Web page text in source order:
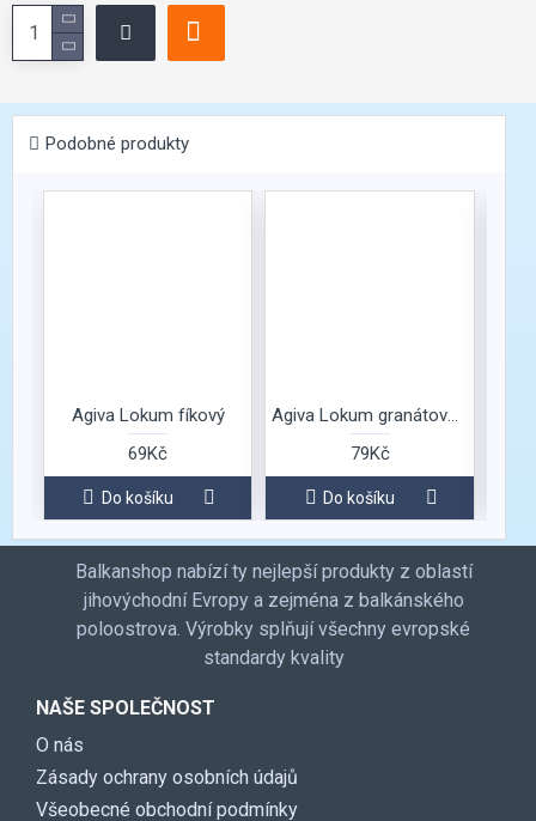
Podobné produkty
Agiva Lokum fíkový
69Kč
Do košíku
Agiva Lokum granátové jablko a pistácie
79Kč
Do košíku
Balkanshop nabízí ty nejlepší produkty z oblastí
jihovýchodní Evropy a zejména z balkánského
poloostrova. Výrobky splňují všechny evropské
standardy kvality
NAŠE SPOLEČNOST
O nás
Zásady ochrany osobních údajů
Všeobecné obchodní podmínky